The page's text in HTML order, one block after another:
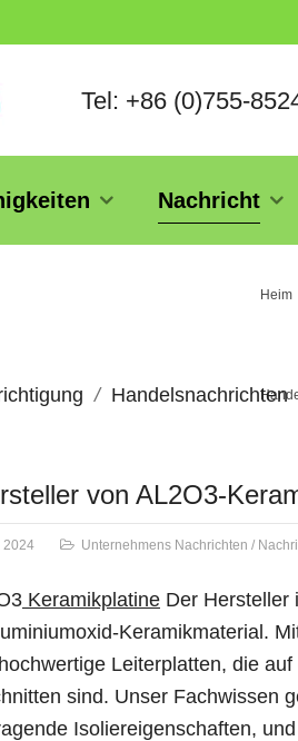
Tel: +86 (0)755-
Nachricht
Handelsnachrichten
Heim
von AL2O3-
2024 Unternehmens Nachrichten /
Keramikplatine Der Hersteller
Keramikmaterial.
Leiterplatten, die
sind. Unser Fachwissen
Isoliereigenschaften,